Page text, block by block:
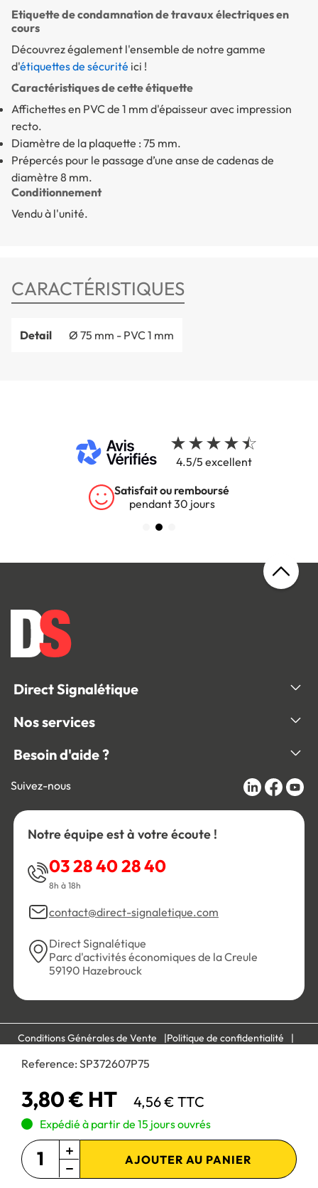
Reference: SP372607P75
3,80 € HT 4,56 € TTC
Expédié à partir de 15 jours ouvrés
AJOUTER AU PANIER
Etiquette de condamnation de travaux électriques en
cours
Découvrez également l'ensemble de notre gamme
d'étiquettes de sécurité ici !
Caractéristiques de cette étiquette
Affichettes en PVC de 1 mm d'épaisseur avec impression
recto.
Diamètre de la plaquette : 75 mm.
Prépercés pour le passage d’une anse de cadenas de
diamètre 8 mm.
Conditionnement
Vendu à l'unité.
CARACTÉRISTIQUES
Detail Ø 75 mm - PVC 1 mm
4.5/5 excellent
Satisfait ou remboursé
pendant 30 jours
Direct Signalétique
Nos services
Besoin d'aide ?
Suivez-nous
Notre équipe est à votre écoute !
03 28 40 28 40
8h à 18h
contact@direct-signaletique.com
Direct Signalétique
Parc d'activités économiques de la Creule
59190 Hazebrouck
Conditions Générales de Vente
Politique de confidentialité
Mentions légales
Paiement 100% sécurisé :
Site réservé aux professionnels